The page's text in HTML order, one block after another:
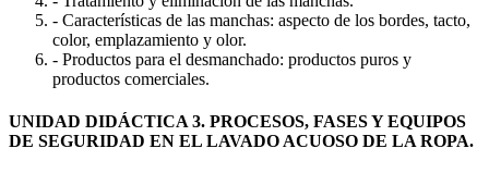
- Características de las manchas: aspecto de los bordes, tacto,
color, emplazamiento y olor.
- Productos para el desmanchado: productos puros y
productos comerciales.
UNIDAD DIDÁCTICA 3. PROCESOS, FASES Y EQUIPOS
DE SEGURIDAD EN EL LAVADO ACUOSO DE LA ROPA.